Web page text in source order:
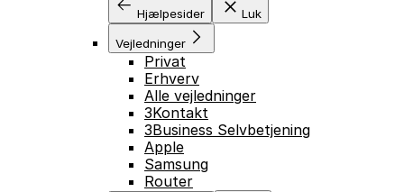
Hjælpesider Luk
Vejledninger
Privat
Erhverv
Alle vejledninger
3Kontakt
3Business Selvbetjening
Apple
Samsung
Router